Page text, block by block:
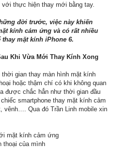
thực hiện thay mới bằng tay.
đời trước, việc này khiến
kính cảm ứng và có rất nhiều
mặt kính iPhone 6.
Khi Vừa Mới Thay Kính Xong
gian thay màn hình mặt kính
hoặc thậm chí có khi không quan
được chắc hẳn như thời gian đầu
smartphone thay mặt kính cảm
vênh…. Qua đó Trần Linh mobile xin
mặt kính cảm ứng
thoại của mình